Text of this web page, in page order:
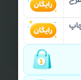
عمده و فوری
خدمات چاپ
و فوری با ما تماس
بگیرید
تماس با ما)